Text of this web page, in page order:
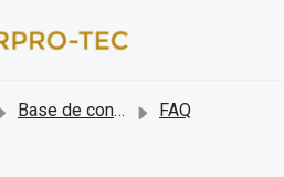
Base de connaissances FAQ